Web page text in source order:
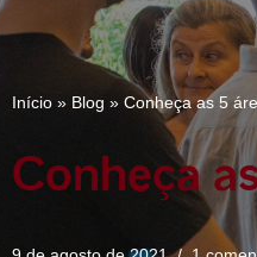
Início » Blog » Conheça as 5
Conheça